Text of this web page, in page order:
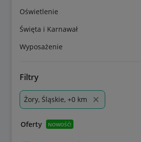
Oświetlenie
Święta i Karnawał
Wyposażenie
Filtry
Żory, Śląskie, +0 km
Oferty NOWOŚĆ!